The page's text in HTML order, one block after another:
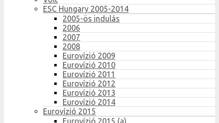
ESC Hungary 2005-2014
2005-ös indulás
2006
2007
2008
Eurovízió 2009
Eurovízió 2010
Eurovízió 2011
Eurovízió 2012
Eurovízió 2013
Eurovízió 2014
Eurovízió 2015
Eurovízió 2015 (a)